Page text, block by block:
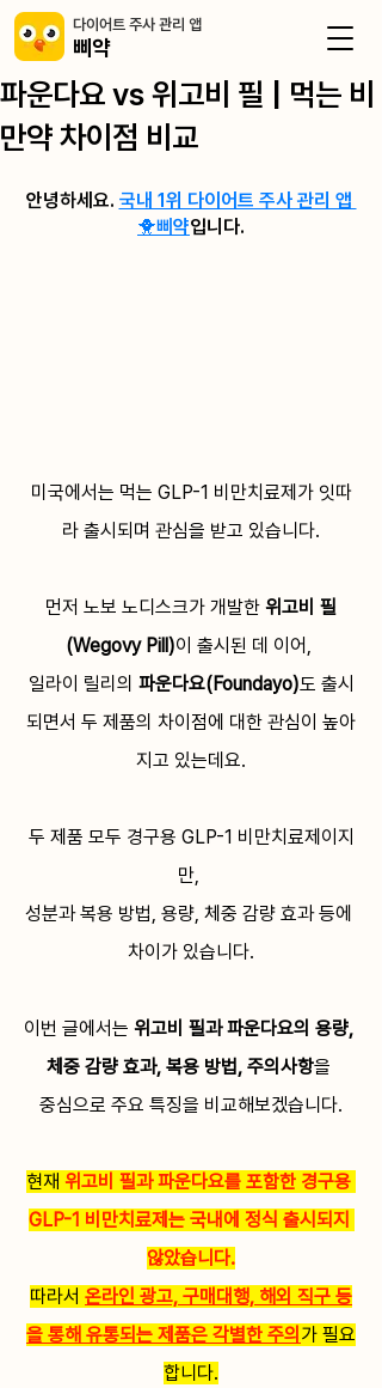
​다이어트 주사 관리 앱
삐약
파운다요 vs 위고비 필 | 먹는 비
만약 차이점 비교
안녕하세요. 국내 1위 다이어트 주사 관리 앱
🐥삐약입니다.
미국에서는 먹는 GLP-1 비만치료제가 잇따
라 출시되며 관심을 받고 있습니다.
먼저 노보 노디스크가 개발한 위고비 필
(Wegovy Pill)이 출시된 데 이어,
일라이 릴리의 파운다요(Foundayo)도 출시
되면서 두 제품의 차이점에 대한 관심이 높아
지고 있는데요.
두 제품 모두 경구용 GLP-1 비만치료제이지
만,
성분과 복용 방법, 용량, 체중 감량 효과 등에
차이가 있습니다.
이번 글에서는 위고비 필과 파운다요의 용량,
체중 감량 효과, 복용 방법, 주의사항을
중심으로 주요 특징을 비교해보겠습니다.
현재 위고비 필과 파운다요를 포함한 경구용
GLP-1 비만치료제는 국내에 정식 출시되지
않았습니다.
따라서 온라인 광고, 구매대행, 해외 직구 등
을 통해 유통되는 제품은 각별한 주의 가 필요
합니다.